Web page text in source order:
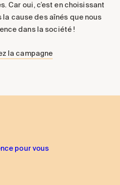
Car oui, c’est en choisissant
cause des aînés que nous
dans la société !
la campagne
pour vous